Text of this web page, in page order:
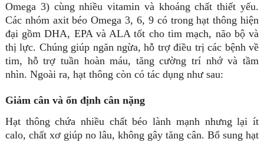
Omega 3) cùng nhiều vitamin và khoáng chất thiết yếu.
Các nhóm axit béo Omega 3, 6, 9 có trong hạt thông hiện
đại gồm DHA, EPA và ALA tốt cho tim mạch, não bộ và
thị lực. Chúng giúp ngăn ngừa, hỗ trợ điều trị các bệnh về
tim, hỗ trợ tuần hoàn máu, tăng cường trí nhớ và tầm
nhìn. Ngoài ra, hạt thông còn có tác dụng như sau:
Giảm cân và ổn định cân nặng
Hạt thông chứa nhiều chất béo lành mạnh nhưng lại ít
calo, chất xơ giúp no lâu, không gây tăng cân. Bổ sung hạt